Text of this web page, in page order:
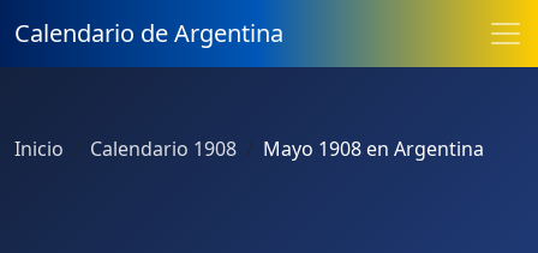
Calendario de Argentina
Inicio Calendario 1908 Mayo 1908 en Argentina